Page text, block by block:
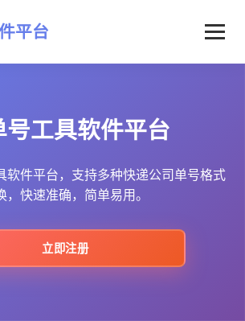
平台
常见问题
最新资讯
号工具软件平台
软件平台，支持多种快递公司单号格式
，快速准确，简单易用。
立即注册